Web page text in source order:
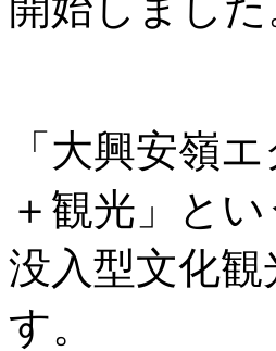
「大興安嶺
＋観光」と
没入型文化
す。